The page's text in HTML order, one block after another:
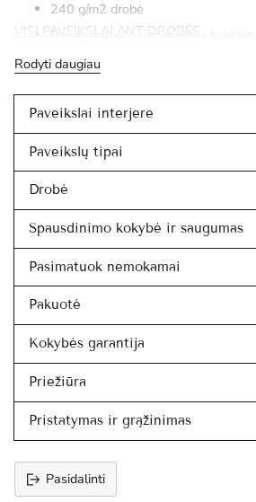
240 g/m2 drobė
Paveikslas pilnai paruoštas kabinimui
VISI PAVEIKSLAI ANT DROBĖS
Rodyti daugiau
Paveikslai interjere
Paveikslų tipai
Drobė
Spausdinimo kokybė ir saugumas
Pasimatuok nemokamai
Pakuotė
Kokybės garantija
Priežiūra
Pristatymas ir grąžinimas
Pasidalinti